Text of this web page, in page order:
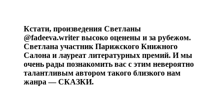
Кстати, произведения Светланы
@fadeeva.writer высоко оценены и за рубежом.
Светлана участник Парижского Книжного
Салона и лауреат литературных премий. И мы
очень рады познакомить вас с этим невероятно
талантливым автором такого близкого нам
жанра — СКАЗКИ.